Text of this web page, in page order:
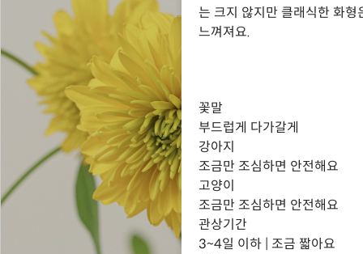
는 크지 않지만 클래식한 화
느껴져요.
꽃말
부드럽게 다가갈게
강아지
조금만 조심하면 안전해요
고양이
조금만 조심하면 안전해요
관상기간
3~4일 이하 | 조금 짧아요